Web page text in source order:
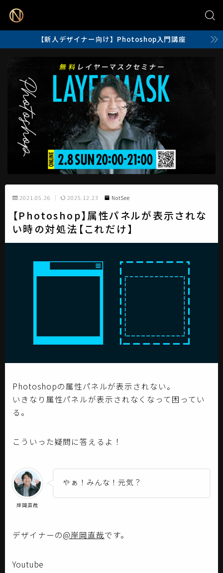
【新人デザイナー向け】Photoshop入門講座
2021.05.26 2025.12.23 NotSee
【Photoshop】属性パネルが表示されな
い時の対処法【これだけ】
Photoshopの属性パネルが表示されない。
いきなり属性パネルが表示されなくなって困ってい
る。
こういった疑問に答えるよ！
岸岡直哉
やぁ！みんな！元気？
デザイナーの@岸岡直哉です。
Youtube